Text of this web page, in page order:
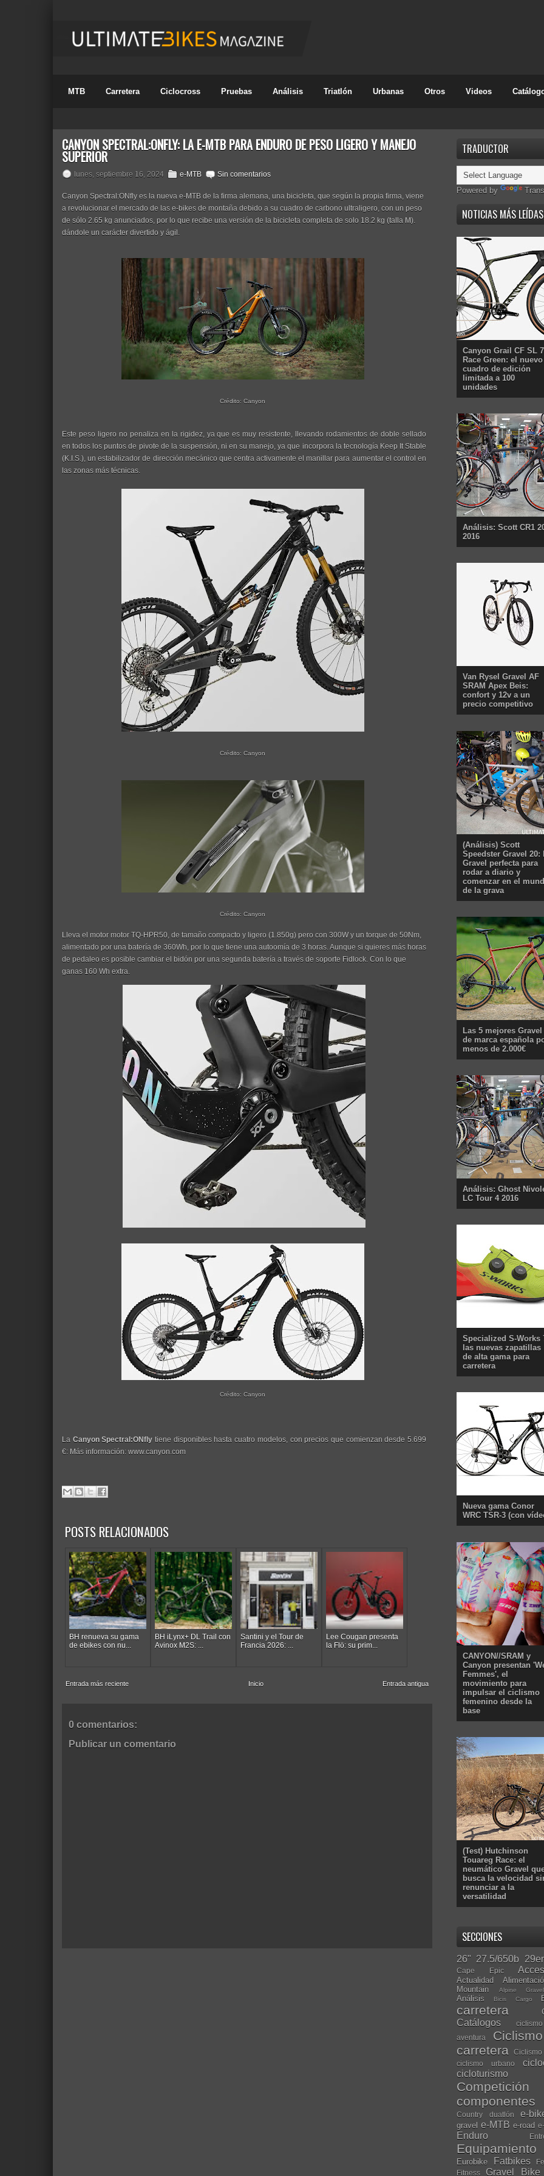
MTB Carretera Ciclocross Pruebas Análisis Triatlón Urbanas Otros Videos
CANYON SPECTRAL:ONFLY: LA E-MTB PARA ENDURO DE PESO LIGERO Y MANEJO
SUPERIOR
lunes, septiembre 16, 2024 e-MTB Sin comentarios
Canyon Spectral:ONfly es la nueva e-MTB de la firma alemana, una bicicleta, que según la propia firma, viene
a revolucionar el mercado de las e-bikes de montaña debido a su cuadro de carbono ultraligero, con un peso
de sólo 2.65 kg anunciados, por lo que recibe una versión de la bicicleta completa de solo 18.2 kg (talla M).
dándole un carácter divertido y ágil.
Crédito: Canyon
Este peso ligero no penaliza en la rigidez, ya que es muy resistente, llevando rodamientos de doble sellado
en todos los puntos de pivote de la suspensión, ni en su manejo, ya que incorpora la tecnología Keep It Stable
(K.I.S.), un estabilizador de dirección mecánico que centra activamente el manillar para aumentar el control en
las zonas más técnicas.
Crédito: Canyon
Crédito: Canyon
Lleva el motor motor TQ-HPR50, de tamaño compacto y ligero (1.850g) pero con 300W y un torque de 50Nm,
alimentado por una batería de 360Wh, por lo que tiene una autoomía de 3 horas. Aunque si quieres más horas
de pedaleo es posible cambiar el bidón por una segunda batería a través de soporte Fidlock. Con lo que
ganas 160 Wh extra.
Crédito: Canyon
La Canyon Spectral:ONfly tiene disponibles hasta cuatro modelos, con precios que comienzan desde 5.699
€: Más información: www.canyon.com
POSTS RELACIONADOS
BH renueva su gama
de ebikes con nu...
BH iLynx+ DL Trail con
Avinox M2S: ...
Santini y el Tour de
Francia 2026: ...
Lee Cougan presenta
la Flö: su prim...
Entrada más reciente Entrada antigua
Inicio
0 comentarios:
Publicar un comentario
TRADUCTOR
Powered by
NOTICIAS MÁS LEÍDAS
Canyon Grail CF SL 7
Race Green: el nuevo
cuadro de edición
limitada a 100
unidades
Análisis: Scott CR1
2016
Van Rysel Gravel AF
SRAM Apex Beis:
confort y 12v a un
precio competitivo
(Análisis) Scott
Speedster Gravel 20:
Gravel perfecta para
rodar a diario y
comenzar en el
de la grava
Las 5 mejores Gravel
de marca española
menos de 2.000€
Análisis: Ghost
LC Tour 4 2016
Specialized S-Works
las nuevas zapatillas
de alta gama para
carretera
Nueva gama Conor
WRC TSR-3 (con
CANYON//SRAM y
Canyon presentan
Femmes', el
movimiento para
impulsar el ciclismo
femenino desde la
base
(Test) Hutchinson
Touareg Race: el
neumático Gravel
busca la velocidad
renunciar a la
versatilidad
SECCIONES
26" 27.5/650b 29er
Cape Epic
Actualidad
Mountain
Alpine
Análisis Bicis Cargo
carretera
Catálogos
aventura
carretera
Ciclismo
ciclismo urbano
cicloturismo
Competición
componentes
Country duatlón e-
gravel e-MTB e-road
Enduro
Equipamiento
Eurobike Fatbikes
Fitness
Gravel Bike